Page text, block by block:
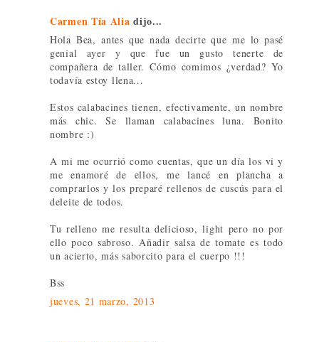
Carmen Tía Alia dijo...
Hola Bea, antes que nada decirte que me lo pasé
genial ayer y que fue un gusto tenerte de
compañera de taller. Cómo comimos ¿verdad? Yo
todavía estoy llena...
Estos calabacines tienen, efectivamente, un nombre
más chic. Se llaman calabacines luna. Bonito
nombre :)
A mi me ocurrió como cuentas, que un día los vi y
me enamoré de ellos, me lancé en plancha a
comprarlos y los preparé rellenos de cuscús para el
deleite de todos.
Tu relleno me resulta delicioso, light pero no por
ello poco sabroso. Añadir salsa de tomate es todo
un acierto, más saborcito para el cuerpo !!!
Bss
jueves, 21 marzo, 2013